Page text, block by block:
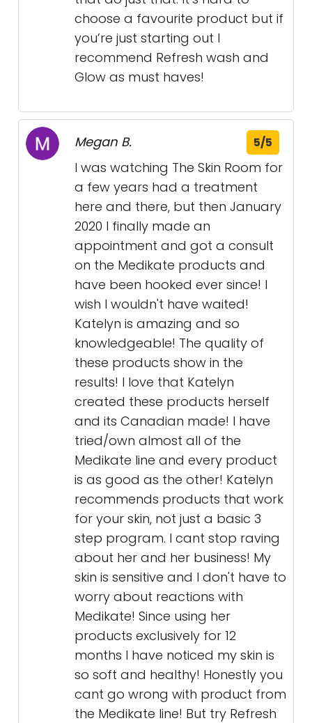
choose a favourite product but if
you’re just starting out I
recommend Refresh wash and
Glow as must haves!
Megan B. 5/5
I was watching The Skin Room for
a few years had a treatment
here and there, but then January
2020 I finally made an
appointment and got a consult
on the Medikate products and
have been hooked ever since! I
wish I wouldn't have waited!
Katelyn is amazing and so
knowledgeable! The quality of
these products show in the
results! I love that Katelyn
created these products herself
and its Canadian made! I have
tried/own almost all of the
Medikate line and every product
is as good as the other! Katelyn
recommends products that work
for your skin, not just a basic 3
step program. I cant stop raving
about her and her business! My
skin is sensitive and I don't have to
worry about reactions with
Medikate! Since using her
products exclusively for 12
months I have noticed my skin is
so soft and healthy! Honestly you
cant go wrong with product from
the Medikate line! But try Refresh